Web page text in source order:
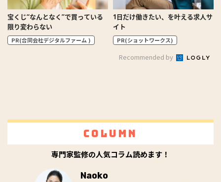
宝くじ“なんとなく”で買っている
限り変わらない
PR(合同会社デジタルファーム )
1日だけ働きたい、を叶える求人サ
イト
PR(ショットワークス)
Recommended by
Column
専門家監修の人気コラム読めます！
Naoko